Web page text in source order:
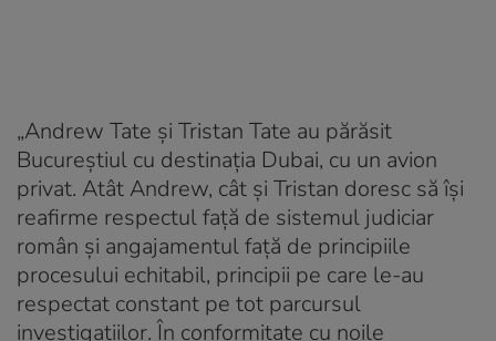
„Andrew Tate și Tristan Tate au părăsit
Bucureștiul cu destinația Dubai, cu un avion
privat. Atât Andrew, cât și Tristan doresc să își
reafirme respectul față de sistemul judiciar
român și angajamentul față de principiile
procesului echitabil, principii pe care le-au
respectat constant pe tot parcursul
investigațiilor. În conformitate cu noile